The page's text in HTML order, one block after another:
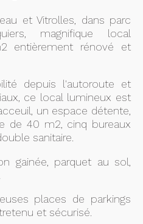
et Vitrolles, dans parc
magnifique local
entièrement rénové et
depuis l'autoroute et
ce local lumineux est
un espace détente,
de 40 m2, cinq bureaux
sanitaire.
gainée, parquet au sol,
places de parkings
et sécurisé.